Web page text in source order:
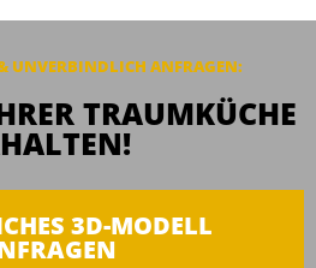
UNVERBINDLICH ANFRAGEN:
TRAUMKÜCHE
3D-MODELL